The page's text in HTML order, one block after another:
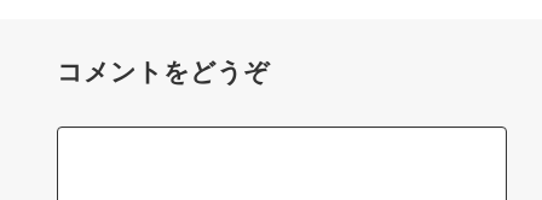
コメントをどうぞ